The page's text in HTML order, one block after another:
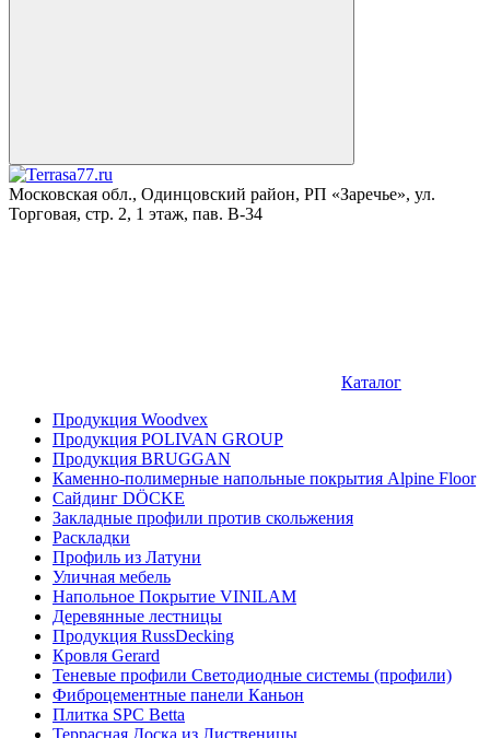
Московская обл., Одинцовский район, РП «Заречье», ул.
Торговая, стр. 2, 1 этаж, пав. B-34
Каталог
Продукция Woodvex
Продукция POLIVAN GROUP
Продукция BRUGGAN
Каменно-полимерные напольные покрытия Alpine Floor
Сайдинг DÖCKE
Закладные профили против скольжения
Раскладки
Профиль из Латуни
Уличная мебель
Напольное Покрытие VINILAM
Деревянные лестницы
Продукция RussDecking
Кровля Gerard
Теневые профили Светодиодные системы (профили)
Фиброцементные панели Каньон
Плитка SPC Betta
Террасная Доска из Лиственицы